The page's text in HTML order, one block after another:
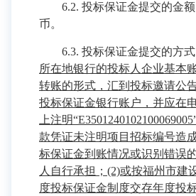
6.2. 投标保证金提交的金额
币。
6.3. 投标保证金提交的方式
所在地银行的投标人企业基本
转账的形式，汇到投标邀请公
投标保证金银行账户，并应在
上注明
款凭证未注明项目招标编号造
标保证金到账情况或识别错误
人自行承担；(2)或按福州市建
度投标保证金制度交存年度投